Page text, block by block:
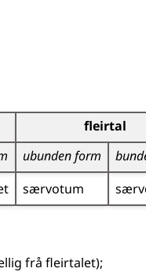
fleirtal
ubunden form
særvotum
frå fleirtalet);